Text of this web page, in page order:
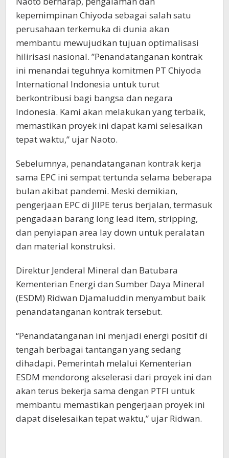
kepemimpinan Chiyoda sebagai salah satu
perusahaan terkemuka di dunia akan
membantu mewujudkan tujuan optimalisasi
hilirisasi nasional. ”Penandatanganan kontrak
ini menandai teguhnya komitmen PT Chiyoda
International Indonesia untuk turut
berkontribusi bagi bangsa dan negara
Indonesia. Kami akan melakukan yang terbaik,
memastikan proyek ini dapat kami selesaikan
tepat waktu,” ujar Naoto.
Sebelumnya, penandatanganan kontrak kerja
sama EPC ini sempat tertunda selama beberapa
bulan akibat pandemi. Meski demikian,
pengerjaan EPC di JIIPE terus berjalan, termasuk
pengadaan barang long lead item, stripping,
dan penyiapan area lay down untuk peralatan
dan material konstruksi.
Direktur Jenderal Mineral dan Batubara
Kementerian Energi dan Sumber Daya Mineral
(ESDM) Ridwan Djamaluddin menyambut baik
penandatanganan kontrak tersebut.
“Penandatanganan ini menjadi energi positif di
tengah berbagai tantangan yang sedang
dihadapi. Pemerintah melalui Kementerian
ESDM mendorong akselerasi dari proyek ini dan
akan terus bekerja sama dengan PTFI untuk
membantu memastikan pengerjaan proyek ini
dapat diselesaikan tepat waktu,” ujar Ridwan.